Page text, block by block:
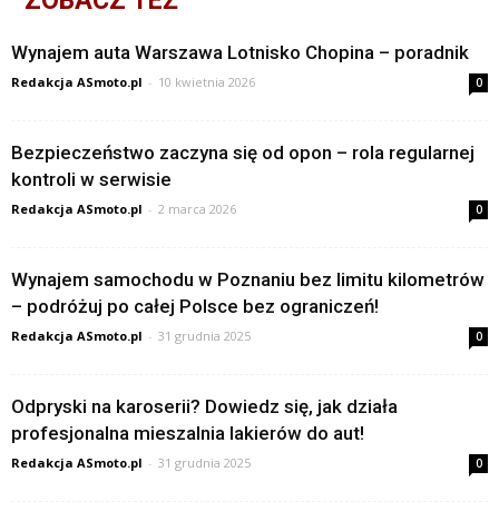
Wynajem auta Warszawa Lotnisko Chopina – poradnik
Redakcja ASmoto.pl - 10 kwietnia 2026 0
Bezpieczeństwo zaczyna się od opon – rola regularnej
kontroli w serwisie
Redakcja ASmoto.pl - 2 marca 2026 0
Wynajem samochodu w Poznaniu bez limitu kilometrów
– podróżuj po całej Polsce bez ograniczeń!
Redakcja ASmoto.pl - 31 grudnia 2025 0
Odpryski na karoserii? Dowiedz się, jak działa
profesjonalna mieszalnia lakierów do aut!
Redakcja ASmoto.pl - 31 grudnia 2025 0